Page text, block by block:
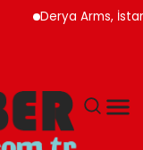
Derya Arms, İstanbul